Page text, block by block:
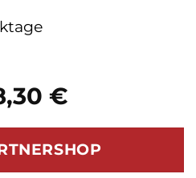
€
€Aktueller
ist:
258,30 €.